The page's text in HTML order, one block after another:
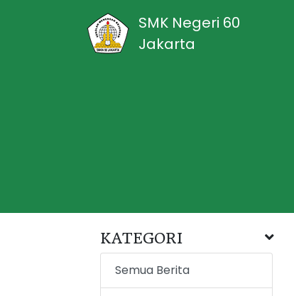
SMK Negeri 60
Jakarta
KATEGORI
Semua Berita